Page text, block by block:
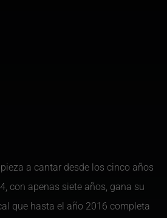
a cantar desde los cinco años
con apenas siete años, gana su
que hasta el año 2016 completa